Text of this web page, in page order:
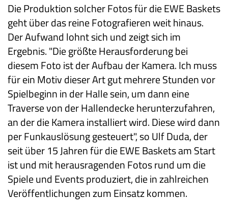
Die Produktion solcher Fotos für die EWE Baskets
geht über das reine Fotografieren weit hinaus.
Der Aufwand lohnt sich und zeigt sich im
Ergebnis. "Die größte Herausforderung bei
diesem Foto ist der Aufbau der Kamera. Ich muss
für ein Motiv dieser Art gut mehrere Stunden vor
Spielbeginn in der Halle sein, um dann eine
Traverse von der Hallendecke herunterzufahren,
an der die Kamera installiert wird. Diese wird dann
per Funkauslösung gesteuert", so Ulf Duda, der
seit über 15 Jahren für die EWE Baskets am Start
ist und mit herausragenden Fotos rund um die
Spiele und Events produziert, die in zahlreichen
Veröffentlichungen zum Einsatz kommen.